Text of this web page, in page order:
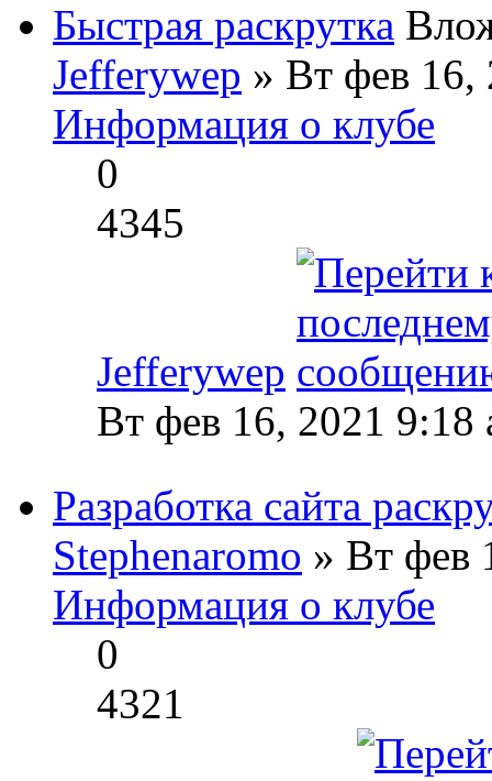
Быстрая раскрутка
Jefferywep » Вт фев 16,
Информация о клубе
0
4345
Jefferywep
Вт фев 16, 2021 9:18
Разработка сайта
Stephenaromo » Вт фев
Информация о клубе
0
4321